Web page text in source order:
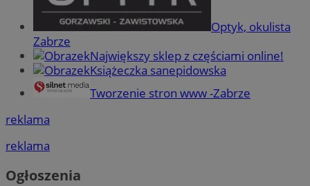
Optyk, okulista
Zabrze
Największy sklep z częściami online!
Książeczka sanepidowska
Tworzenie stron www -Zabrze
reklama
reklama
Ogłoszenia